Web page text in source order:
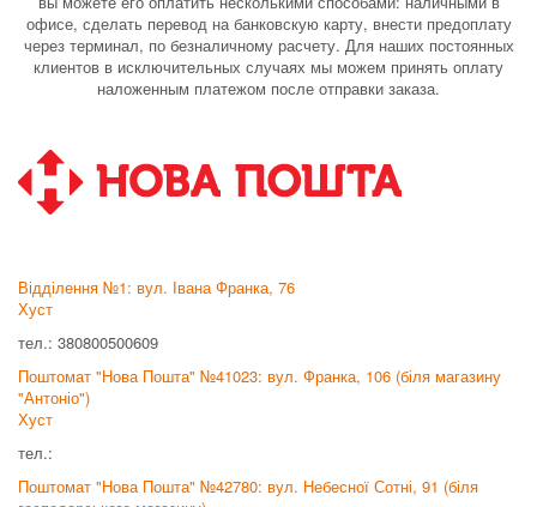
офисе, сделать перевод на банковскую карту, внести предоплату
через терминал, по безналичному расчету. Для наших постоянных
клиентов в исключительных случаях мы можем принять оплату
наложенным платежом после отправки заказа.
Відділення №1: вул. Івана Франка, 76
Хуст
тел.: 380800500609
Поштомат "Нова Пошта" №41023: вул. Франка, 106 (біля магазину
"Антоніо")
Хуст
тел.:
Поштомат "Нова Пошта" №42780: вул. Небесної Сотні, 91 (біля